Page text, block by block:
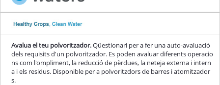
Avalua el teu polvoritzador.Qüestionari per a fer una auto-avaluació
dels requisits d'un polvoritzador. Es poden avaluar diferents operacio
ns com l'ompliment, la reducció de pèrdues, la neteja externa i intern
a i els residus. Disponible per a polvoritzdors de barres i atomitzador
s.